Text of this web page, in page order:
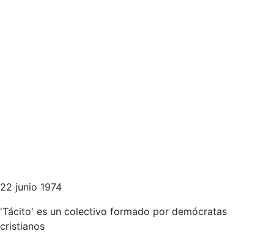
22 junio 1974
'Tácito' es un colectivo formado por demócratas
cristianos